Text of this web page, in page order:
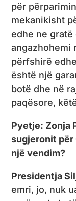
për
mekanikisht
edhe ne gratë
angazhohemi
përfshirë
është një
botë dhe në
paqësore,
Pyetje: Zonja
sugjeronit për
një vendim?
Presidentja
emri, jo, nuk